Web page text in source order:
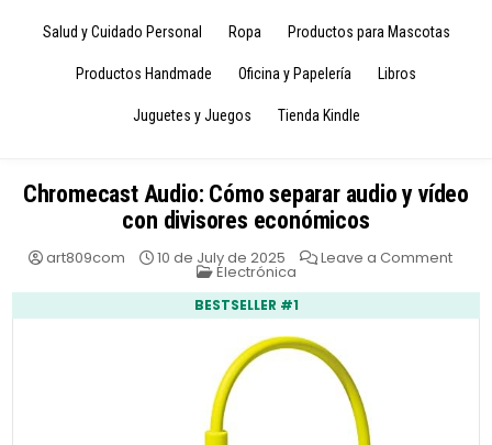
Salud y Cuidado Personal Ropa Productos para Mascotas
Productos Handmade Oficina y Papelería Libros
Juguetes y Juegos Tienda Kindle
Chromecast Audio: Cómo separar audio y vídeo
con divisores económicos
art809com 10 de July de 2025 Leave a Commenton
Posted
Electrónica
BESTSELLER #1